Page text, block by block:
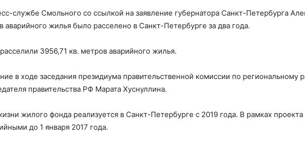
службе Смольного со ссылкой на заявление губернатора Санкт-Петербурга
жилья было расселено в Санкт-Петербурге за два года.
3956,71 кв. метров аварийного жилья.
в ходе заседания президиума правительственной комиссии по региональному
правительства РФ Марата Хуснуллина.
жилого фонда реализуется в Санкт-Петербурге с 2019 года. В рамках
до 1 января 2017 года.